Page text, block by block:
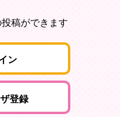
稿ができます
ン
登録